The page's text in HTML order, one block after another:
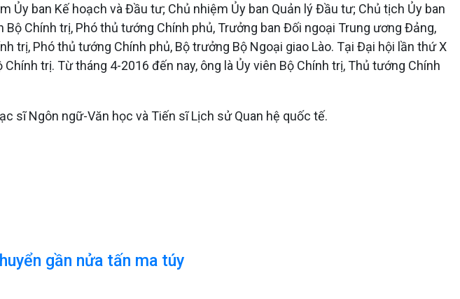
Ủy ban Kế hoạch và Đầu tư; Chủ nhiệm Ủy ban Quản lý Đầu tư; Chủ tịch Ủy ban
Chính trị, Phó thủ tướng Chính phủ, Trưởng ban Đối ngoại Trung ương Đảng,
trị, Phó thủ tướng Chính phủ, Bộ trưởng Bộ Ngoại giao Lào. Tại Đại hội lần thứ X
trị. Từ tháng 4-2016 đến nay, ông là Ủy viên Bộ Chính trị, Thủ tướng Chính
sĩ Ngôn ngữ-Văn học và Tiến sĩ Lịch sử Quan hệ quốc tế.
gần nửa tấn ma túy